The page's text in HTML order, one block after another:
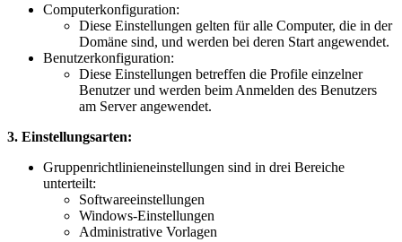
Computerkonfiguration:
Diese Einstellungen gelten für alle Computer, die in der
Domäne sind, und werden bei deren Start angewendet.
Benutzerkonfiguration:
Diese Einstellungen betreffen die Profile einzelner
Benutzer und werden beim Anmelden des Benutzers
am Server angewendet.
3. Einstellungsarten:
Gruppenrichtlinieneinstellungen sind in drei Bereiche
unterteilt:
Softwareeinstellungen
Windows-Einstellungen
Administrative Vorlagen